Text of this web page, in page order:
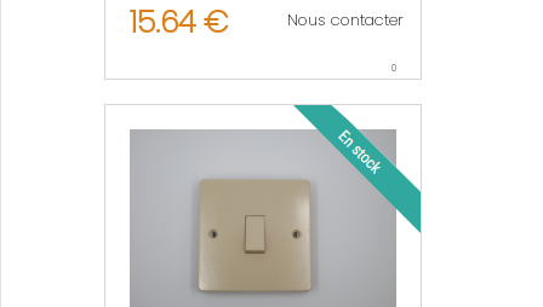
15.64 € Nous contacter
0